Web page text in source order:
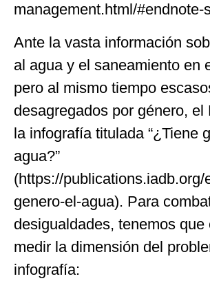
management.html/#endnote-
Ante la vasta información
al agua y el saneamiento en
pero al mismo tiempo
desagregados por género, el
la infografía titulada “¿Tiene
agua?”
(https://
genero-el-agua). Para
desigualdades, tenemos que
medir la dimensión del
infografía: